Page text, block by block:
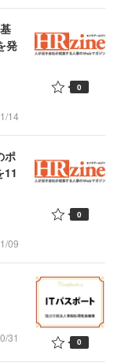
発
14
0
ポ
11
09
0
31 0